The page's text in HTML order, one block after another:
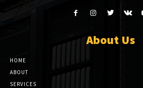
About Us
HOME
ABOUT
SERVICES